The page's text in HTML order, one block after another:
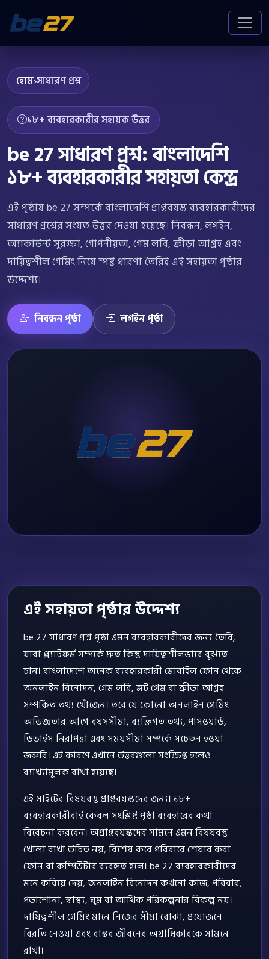
হোম›সাধারণ প্রশ্ন
১৮+ ব্যবহারকারীর সহায়ক উত্তর
be 27 সাধারণ প্রশ্ন: বাংলাদেশি
১৮+ ব্যবহারকারীর সহায়তা কেন্দ্র
এই পৃষ্ঠায় be 27 সম্পর্কে বাংলাদেশি প্রাপ্তবয়স্ক ব্যবহারকারীদের
সাধারণ প্রশ্নের সংযত উত্তর দেওয়া হয়েছে। নিবন্ধন, লগইন,
অ্যাকাউন্ট সুরক্ষা, গোপনীয়তা, গেম লবি, ক্রীড়া আগ্রহ এবং
দায়িত্বশীল গেমিং নিয়ে স্পষ্ট ধারণা তৈরিই এই সহায়তা পৃষ্ঠার
উদ্দেশ্য।
নিবন্ধন পৃষ্ঠা লগইন পৃষ্ঠা
এই সহায়তা পৃষ্ঠার উদ্দেশ্য
be 27 সাধারণ প্রশ্ন পৃষ্ঠা এমন ব্যবহারকারীদের জন্য তৈরি,
যারা প্ল্যাটফর্ম সম্পর্কে দ্রুত কিন্তু দায়িত্বশীলভাবে বুঝতে
চান। বাংলাদেশে অনেক ব্যবহারকারী মোবাইল ফোন থেকে
অনলাইন বিনোদন, গেম লবি, স্লট গেম বা ক্রীড়া আগ্রহ
সম্পর্কিত তথ্য খোঁজেন। তবে যে কোনো অনলাইন গেমিং
অভিজ্ঞতার আগে বয়সসীমা, ব্যক্তিগত তথ্য, পাসওয়ার্ড,
ডিভাইস নিরাপত্তা এবং সময়সীমা সম্পর্কে সচেতন হওয়া
জরুরি। এই কারণে এখানে উত্তরগুলো সংক্ষিপ্ত হলেও
ব্যাখ্যামূলক রাখা হয়েছে।
এই সাইটের বিষয়বস্তু প্রাপ্তবয়স্কদের জন্য। ১৮+
ব্যবহারকারীরাই কেবল সংশ্লিষ্ট পৃষ্ঠা ব্যবহারের কথা
বিবেচনা করবেন। অপ্রাপ্তবয়স্কদের সামনে এমন বিষয়বস্তু
খোলা রাখা উচিত নয়, বিশেষ করে পরিবারে শেয়ার করা
ফোন বা কম্পিউটার ব্যবহৃত হলে। be 27 ব্যবহারকারীদের
মনে করিয়ে দেয়, অনলাইন বিনোদন কখনো কাজ, পরিবার,
পড়াশোনা, স্বাস্থ্য, ঘুম বা আর্থিক পরিকল্পনার বিকল্প নয়।
দায়িত্বশীল গেমিং মানে নিজের সীমা বোঝা, প্রয়োজনে
বিরতি নেওয়া এবং বাস্তব জীবনের অগ্রাধিকারকে সামনে
রাখা।